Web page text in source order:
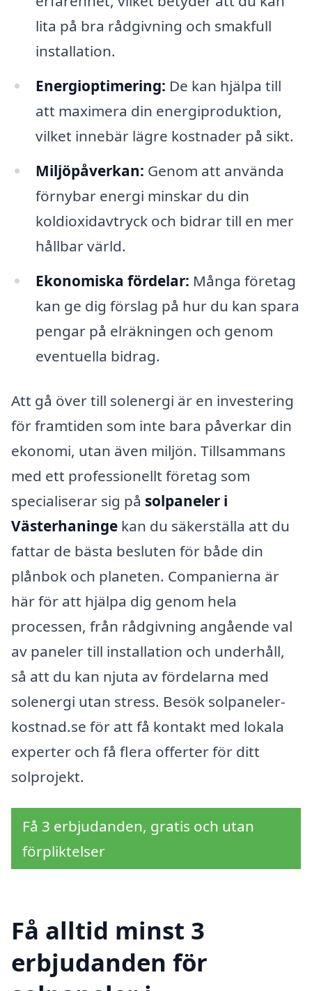
lita på bra rådgivning och smakfull
installation.
Energioptimering: De kan hjälpa till
att maximera din energiproduktion,
vilket innebär lägre kostnader på sikt.
Miljöpåverkan: Genom att använda
förnybar energi minskar du din
koldioxidavtryck och bidrar till en mer
hållbar värld.
Ekonomiska fördelar: Många företag
kan ge dig förslag på hur du kan spara
pengar på elräkningen och genom
eventuella bidrag.
Att gå över till solenergi är en investering
för framtiden som inte bara påverkar din
ekonomi, utan även miljön. Tillsammans
med ett professionellt företag som
specialiserar sig på solpaneler i
Västerhaninge kan du säkerställa att du
fattar de bästa besluten för både din
plånbok och planeten. Companierna är
här för att hjälpa dig genom hela
processen, från rådgivning angående val
av paneler till installation och underhåll,
så att du kan njuta av fördelarna med
solenergi utan stress. Besök solpaneler-
kostnad.se för att få kontakt med lokala
experter och få flera offerter för ditt
solprojekt.
Få 3 erbjudanden, gratis och utan
förpliktelser
Få alltid minst 3
erbjudanden för